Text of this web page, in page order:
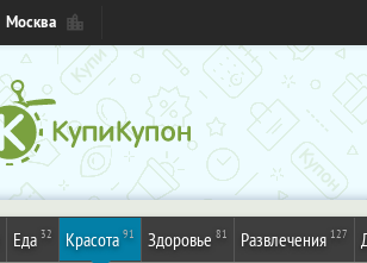
Москва
Еда 32 Красота 91 Здоровье 81 Развлечения 127